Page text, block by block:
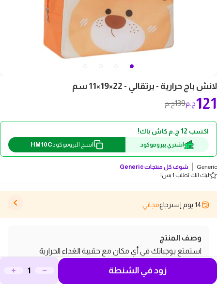
لانش باج حرارية - برتقالي - 22×19×11 سم
139ج.م 121ج.م
اكسب 12 ج.م كاش باك!
اشتري ببروموكود انسخ البروموكود HM10C
Generic شوف كل منتجاتGeneric
ليك انك تطلب 1 بس!
14 يوم إسترجاع مجاني
وصف المنتج
استمتع بوجباتك في أي مكان مع حقيبة الغداء الحرارية
البرتقالية، التي تجمع بين التصميم العصري والوظائف العملية.
زود في الشنطة